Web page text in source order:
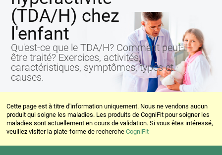
(TDA/H) chez
l'enfant
Qu'est-ce que le TDA/H? Comment peut-il
être traité? Exercices, activités,
caractéristiques, symptômes, types et
causes.
Cette page est à titre d'information uniquement. Nous ne vendons aucun
produit qui soigne les maladies. Les produits de CogniFit pour soigner les
maladies sont actuellement en cours de validation. Si vous êtes intéressé,
veuillez visiter la plate-forme de rechercheCogniFit